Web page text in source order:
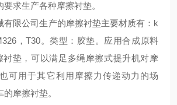
要求生产各种摩擦衬垫。
有限公司生产的摩擦衬垫主要材质有： k
，T30。类型：胶垫。 应用合成原料
衬垫，可以满足多绳摩擦式提升机对摩
可用于其它利用摩擦力传递动力的场
摩擦衬垫。